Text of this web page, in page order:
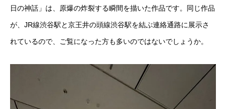
日の神話」は、原爆の炸裂する瞬間を描いた作品です。同じ作品
が、JR線渋谷駅と京王井の頭線渋谷駅を結ぶ連絡通路に展示さ
れているので、ご覧になった方も多いのではないでしょうか。